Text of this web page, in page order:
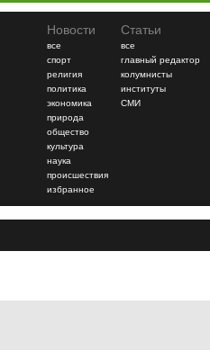
Новости
все
спорт
религия
политика
экономика
природа
общество
культура
наука
происшествия
избранное
Статьи
все
главный редактор
колумнисты
институты
СМИ